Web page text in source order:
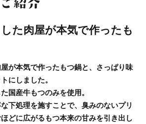
た肉屋が本気で作ったも
が本気で作ったもつ鍋と、さっぱり味
にしました。
国産牛もつのみを使用。
下処理を施すことで、臭みのないプリ
どに広がるもつ本来の甘みを引き出し